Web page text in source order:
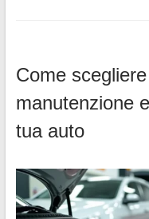
Come
manutenzione
tua auto